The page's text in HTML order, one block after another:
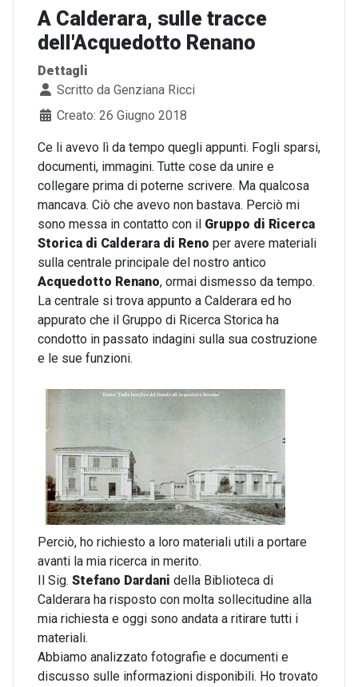
A Calderara, sulle tracce
dell'Acquedotto Renano
Dettagli
Scritto da Genziana Ricci
Creato: 26 Giugno 2018
Ce li avevo lì da tempo quegli appunti. Fogli sparsi,
documenti, immagini. Tutte cose da unire e
collegare prima di poterne scrivere. Ma qualcosa
mancava. Ciò che avevo non bastava. Perciò mi
sono messa in contatto con il Gruppo di Ricerca
Storica di Calderara di Reno per avere materiali
sulla centrale principale del nostro antico
Acquedotto Renano, ormai dismesso da tempo.
La centrale si trova appunto a Calderara ed ho
appurato che il Gruppo di Ricerca Storica ha
condotto in passato indagini sulla sua costruzione
e le sue funzioni.
Perciò, ho richiesto a loro materiali utili a portare
avanti la mia ricerca in merito.
Il Sig. Stefano Dardani della Biblioteca di
Calderara ha risposto con molta sollecitudine alla
mia richiesta e oggi sono andata a ritirare tutti i
materiali.
Abbiamo analizzato fotografie e documenti e
discusso sulle informazioni disponibili. Ho trovato